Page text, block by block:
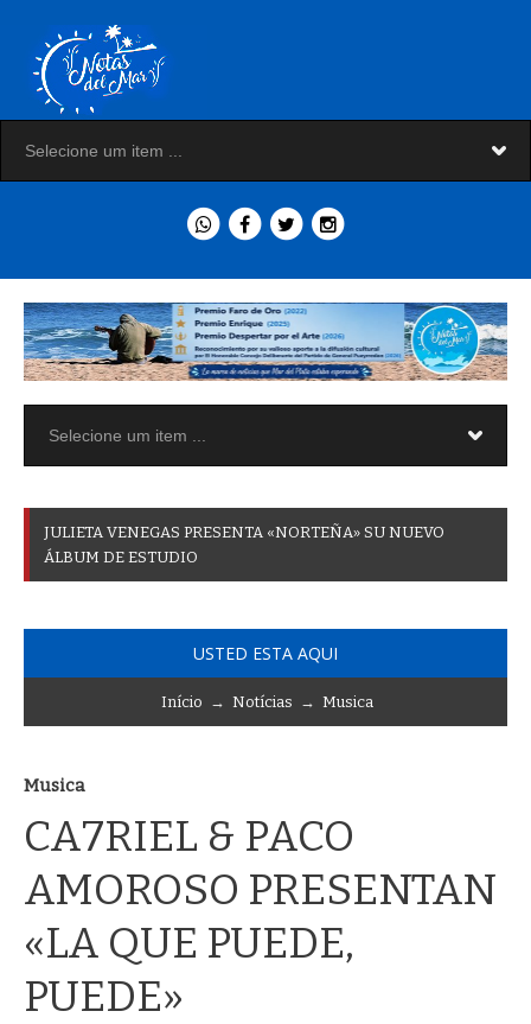
JULIETA VENEGAS PRESENTA «NORTEÑA» SU NUEVO
ÁLBUM DE ESTUDIO
USTED ESTA AQUI
Início → Notícias → Musica
Musica
CA7RIEL & PACO
AMOROSO PRESENTAN
«LA QUE PUEDE,
PUEDE»